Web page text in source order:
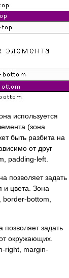
используется
(зона
быть разбита на
от друг
padding-left.
позволяет задать
и цвета. Зона
bottom,
позволяет задать
окружающих.
right, margin-